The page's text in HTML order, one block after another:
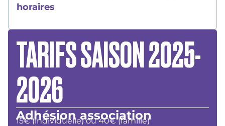
horaires
TARIFS SAISON 2025-
2026
Adhésion association
15€ (individuelle) ou 40€ (famille)